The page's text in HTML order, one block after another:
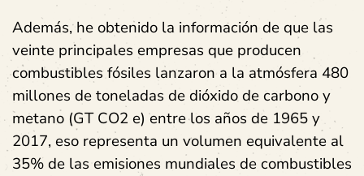
Además, he obtenido la información de que las
veinte principales empresas que producen
combustibles fósiles lanzaron a la atmósfera 480
millones de toneladas de dióxido de carbono y
metano (GT CO2 e) entre los años de 1965 y
2017, eso representa un volumen equivalente al
35% de las emisiones mundiales de combustibles